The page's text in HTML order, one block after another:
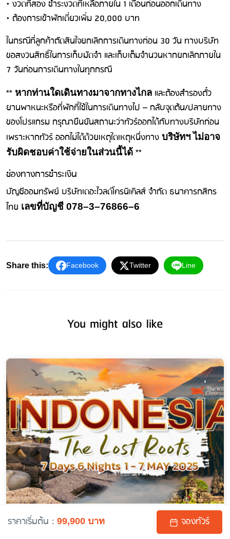
ราคาเริ่มต้น : 99,900 บาท จองทัวร์
• งวดที่สอง ชําระงวดที่เหลือภายใน 1 เดือนก่อนออกเดินทาง
• ต้องการเข้าพักเดี่ยวเพิ่ม 20,000 บาท
ในกรณีที่ลูกค้าตัดสินใจยกเลิกการเดินทางก่อน 30 วัน ทางบริษัท
ขอสงวนสิทธิ์ในการเก็บมัดจํา และเก็บเต็มจํานวนหากยกเลิกภายใน
7 วันก่อนการเดินทางในทุกกรณี
** หากท่านใดเดินทางมาจากทางไกล และต้องสำรองตั๋ว
ยานพาหนะหรือที่พักที่ใช้ในการเดินทางไป – กลับจุดต้น/ปลายทาง
ของโปรแกรม กรุณายืนยันสถานะว่าทัวร์ออกได้กับทางบริษัทก่อน
เพราะหากทัวร์ ออกไม่ได้ด้วยเหตุใดเหตุหนึ่งทาง บริษัทฯ ไม่อาจ
รับผิดชอบค่าใช้จ่ายในส่วนนี้ได้ **
ช่องทางการชําระเงิน
บัญชีออมทรัพย์ บริษัทเดอะไวลด์โครนิเคิลส์ จํากัด ธนาคารกสิกร
ไทย เลขที่บัญชี 078–3–76866–6
Share this: Facebook Twitter Line
You might also like
ทัวร์อินโดนีเซีย (Indonesia : Borobudur – Bromo) บุโร